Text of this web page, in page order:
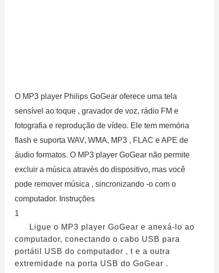
O MP3 player Philips GoGear oferece uma tela
sensível ao toque , gravador de voz, rádio FM e
fotografia e reprodução de vídeo. Ele tem memória
flash e suporta WAV, WMA, MP3 , FLAC e APE de
áudio formatos. O MP3 player GoGear não permite
excluir a música através do dispositivo, mas você
pode remover música , sincronizando -o com o
computador. Instruções
1
Ligue o MP3 player GoGear e anexá-lo ao
computador, conectando o cabo USB para
portátil USB do computador , t e a outra
extremidade na porta USB do GoGear .